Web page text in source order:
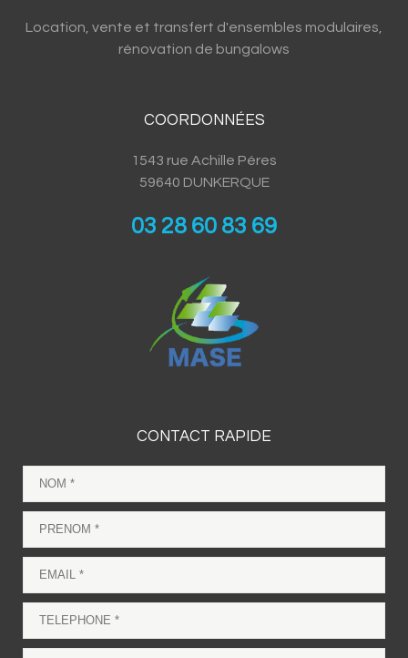
Location, vente et transfert d'ensembles modulaires,
rénovation de bungalows
COORDONNÉES
1543 rue Achille Péres
59640 DUNKERQUE
03 28 60 83 69
CONTACT RAPIDE